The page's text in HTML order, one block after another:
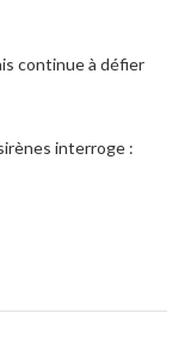
continue à défier
interroge :